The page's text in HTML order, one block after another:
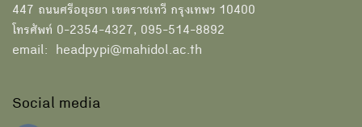
447 ถนนศรีอยุธยา เขตราชเทวี กรุงเทพฯ 10400
โทรศัพท์ 0-2354-4327, 095-514-8892
email: headpypi@mahidol.ac.th
Social media